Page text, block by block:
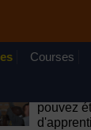
will be
8am to
Courses
pouvez